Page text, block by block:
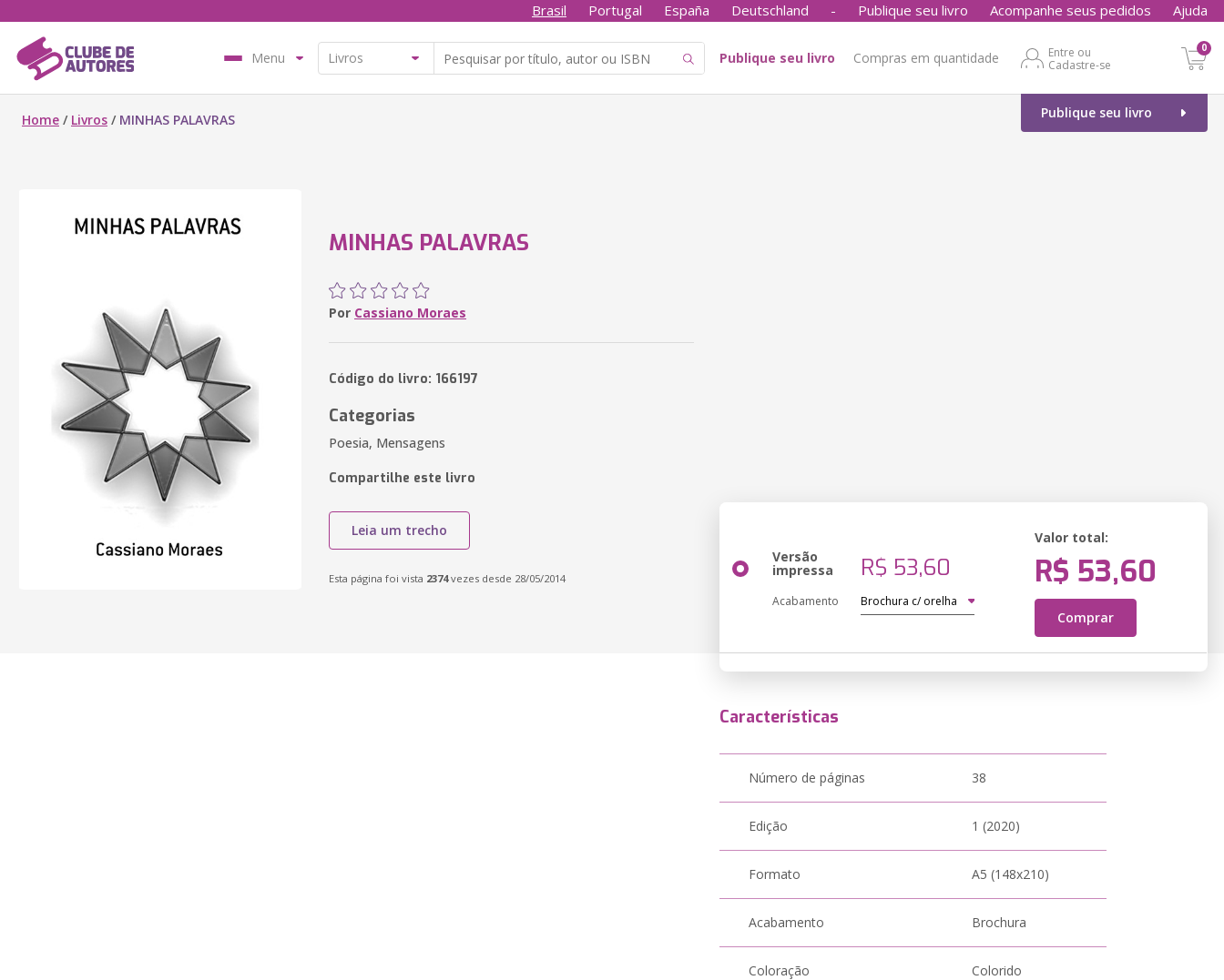
Brasil Portugal España Deutschland - Publique seu livro Acompanhe seus pedidos Ajuda
Menu Publique seu livro Compras em quantidade
Entre ou
Cadastre-se
0
Publique seu livro
Home / Livros / MINHAS PALAVRAS
MINHAS PALAVRAS
Por Cassiano Moraes
Código do livro: 166197
Categorias
Poesia, Mensagens
Compartilhe este livro
Leia um trecho
Esta página foi vista 2374vezes desde 28/05/2014
Versão
impressa R$ 53,60
Acabamento
Valor total:
R$ 53,60
Comprar
Características
Número de páginas 38
Edição 1 (2020)
Formato A5 (148x210)
Acabamento Brochura
Coloração Colorido